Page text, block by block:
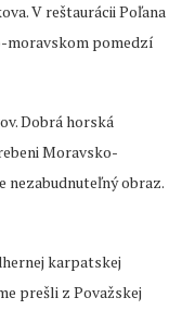
V reštaurácii Poľana
moravskom pomedzí
Dobrá horská
Moravsko-
nezabudnuteľný obraz.
karpatskej
prešli z Považskej